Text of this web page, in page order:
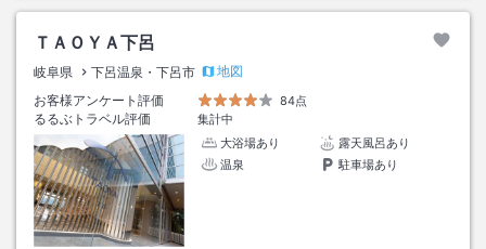
ＴＡＯＹＡ下呂
岐阜県 下呂温泉・下呂市
地図
お客様アンケート評価
84点
るるぶトラベル評価
集計中
大浴場あり
露天風呂あり
温泉
駐車場あり